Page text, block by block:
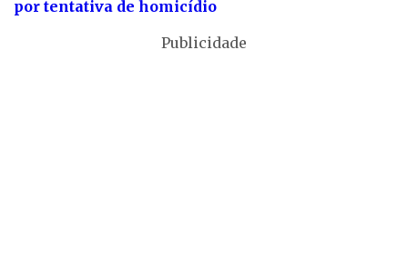
por tentativa de homicídio
Publicidade